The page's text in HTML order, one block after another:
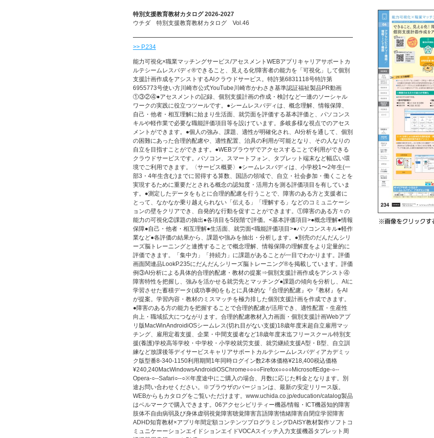
特別支援教育教材カタログ 2026-2027
ウチダ 特別支援教育教材カタログ Vol.46
>> P.234
能力可視化×職業マッチングサービス/アセスメントWEBアプリキャリアサポートカ
ルテシームレスバディ®できること、見える化!障害者の能力を「可視化」して個別
支援計画作成をアシストするAIクラウドサービス。特許第6831118号特許第
6955773号使い方川崎市公式YouTube川崎市かわさき基準認証福祉製品PR動画
①③②④●アセスメントの記録、個別支援計画の作成・検討など一連のソーシャル
ワークの実践に役立つツールです。●シームレスバディは、概念理解、情報保障、
自己・他者・相互理解に始まり生活面、就労面を評価する基本評価と、パソコンス
キルや軽作業で必要な職能評価項目等を設けています。多岐多様な視点でのアセス
メントができます。●個人の強み、課題、適性が明確化され、AI分析を通して、個別
の困難にあった合理的配慮や、適性配置、治具の利用が可能となり、その人なりの
自立を目指すことができます。●WEBブラウザでアクセスすることで利用ができる
クラウドサービスです。パソコン、スマートフォン、タブレット端末など幅広い環
境でご利用できます。〈サービス概要〉●シームレスバディは、小学校1〜2年生(一
部3・4年生含む)までに習得する算数、国語の領域で、自立・社会参加・働くことを
実現するために重要だとされる概念の認知度・活用力を測る評価項目を有していま
す。●測定したデータをもとに合理的配慮を行うことで、障害のある方と支援者に
とって、なかなか乗り越えられない「伝える」「理解する」などのコミュニケーシ
ョンの壁をクリアでき、自発的な行動を促すことができます。①障害のある方々の
能力の可視化②課題の抽出●各項目を5段階で評価。<基本評価項目>●概念理解●情報
保障●自己・他者・相互理解●生活面、就労面<職能評価項目>●パソコンスキル●軽作
業など●各評価の結果から、課題や強みを抽出・分析します。●別売のだんだんシリ
ーズ脳トレーニングと連携することで概念理解、情報保障の理解度をより定量的に
評価できます。「集中力」「持続力」に課題があることが一目でわかります。評価
画面関連品LookP.235にだんだんシリーズ脳トレーニング®を掲載しています。評価
例③AI分析による具体的合理的配慮・教材の提案⇒個別支援計画作成をアシスト④
障害特性を把握し、強みを活かせる就労先とマッチング●課題の傾向を分析し、AIに
学習させた蓄積データ(成功事例)をもとに具体的な『合理的配慮』や『教材』をAI
が提案。学習内容・教材のミスマッチを極力排した個別支援計画を作成できます。
●障害のある方の能力を把握することで合理的配慮が活用でき、適性配置・生産性
向上・職域拡大につながります。合理的配慮教材入力画面・個別支援計画Webアプ
リ版MacWinAndroidiOSシームレス(切れ目がない支援)18歳年度末超自立雇用マッ
チング、雇用定着支援、企業・中間支援者など18歳年度末迄フリースクール特別支
援(養護)学校高等学校・中学校・小学校就労支援、就労継続支援A型・B型、自立訓
練など放課後等デイサービスキャリアサポートカルテシームレスバディアカデミッ
ク版型番8-340-1150利用期間1年同時ログイン数2本体価格¥218,400税込価格
¥240,240MacWindowsAndroidiOSChrome○○○○Firefox○○○○MicrosoftEdge-○--
Opera-○--Safari○--○※年度途中にご購入の場合、月数に応じた料金となります。別
途お問い合わせください。※ブラウザのバージョンは、最新の安定リリース版。
WEBからもカタログをご覧いただけます。www.uchida.co.jp/education/catalog製品
はベルマークで購入できます。06アクセシビリティー機器/情報・ICT機器知的障害
肢体不自由病弱及び身体虚弱視覚障害聴覚障害言語障害情緒障害自閉症学習障害
ADHD知育教材×アプリ年間定額コンテンツプログラミングDAISY教材製作ソフトコ
ミュニケーーションエイドションエイドVOCAスイッチ入力支援機器タブレット周